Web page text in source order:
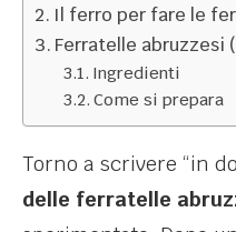
Il ferro per fare le
Ferratelle abruzzesi
Ingredienti
Come si prepara
Torno a scrivere “in
delle ferratelle